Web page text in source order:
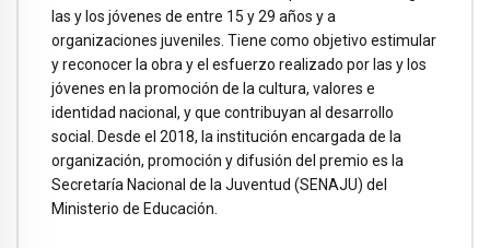
las y los jóvenes de entre 15 y 29 años y a
organizaciones juveniles. Tiene como objetivo estimular
y reconocer la obra y el esfuerzo realizado por las y los
jóvenes en la promoción de la cultura, valores e
identidad nacional, y que contribuyan al desarrollo
social. Desde el 2018, la institución encargada de la
organización, promoción y difusión del premio es la
Secretaría Nacional de la Juventud (SENAJU) del
Ministerio de Educación.